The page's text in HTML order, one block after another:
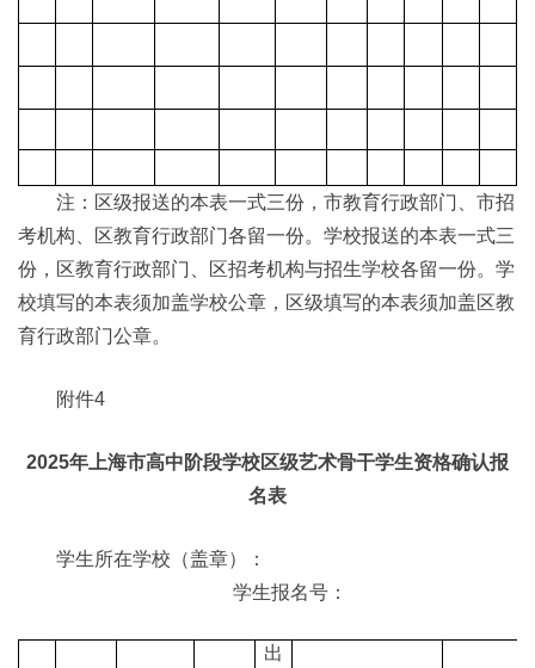
注：区级报送的本表一式三份，市教育行政部门、市招
考机构、区教育行政部门各留一份。学校报送的本表一式三
份，区教育行政部门、区招考机构与招生学校各留一份。学
校填写的本表须加盖学校公章，区级填写的本表须加盖区教
育行政部门公章。
附件4
2025年上海市高中阶段学校区级艺术骨干学生资格确认报
名表
学生所在学校（盖章）：
学生报名号：
出